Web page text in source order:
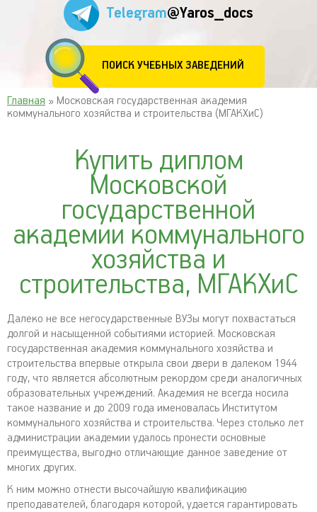
Telegram@Yaros_docs
ПОИСК УЧЕБНЫХ ЗАВЕДЕНИЙ
Главная » Московская государственная академия
коммунального хозяйства и строительства (МГАКХиС)
Купить диплом
Московской
государственной
академии коммунального
хозяйства и
строительства, МГАКХиС
Далеко не все негосударственные ВУЗы могут похвастаться
долгой и насыщенной событиями историей. Московская
государственная академия коммунального хозяйства и
строительства впервые открыла свои двери в далеком 1944
году, что является абсолютным рекордом среди аналогичных
образовательных учреждений. Академия не всегда носила
такое название и до 2009 года именовалась Институтом
коммунального хозяйства и строительства. Через столько лет
администрации академии удалось пронести основные
преимущества, выгодно отличающие данное заведение от
многих других.
К ним можно отнести высочайшую квалификацию
преподавателей, благодаря которой, удается гарантировать